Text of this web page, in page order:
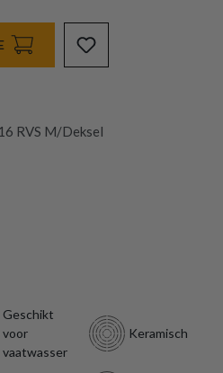
RVS M/Deksel
Geschikt
voor
vaatwasser
Keramisch